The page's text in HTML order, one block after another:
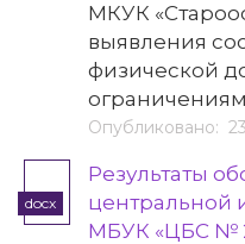
МКУК
выявления
физической
Опубликовано:
docx
Результаты
центральной
МБУК «ЦБС №